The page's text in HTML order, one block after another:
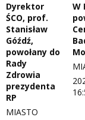
Dyrektor
ŚCO, prof.
Stanisław
Góźdź,
powołany do
Rady
Zdrowia
prezydenta
RP
MIASTO
W